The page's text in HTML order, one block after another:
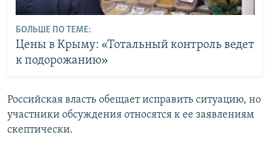
БОЛЬШЕ ПО ТЕМЕ:
Цены в Крыму: «Тотальный контроль ведет
к подорожанию»
Российская власть обещает исправить ситуацию, но
участники обсуждения относятся к ее заявлениям
скептически.